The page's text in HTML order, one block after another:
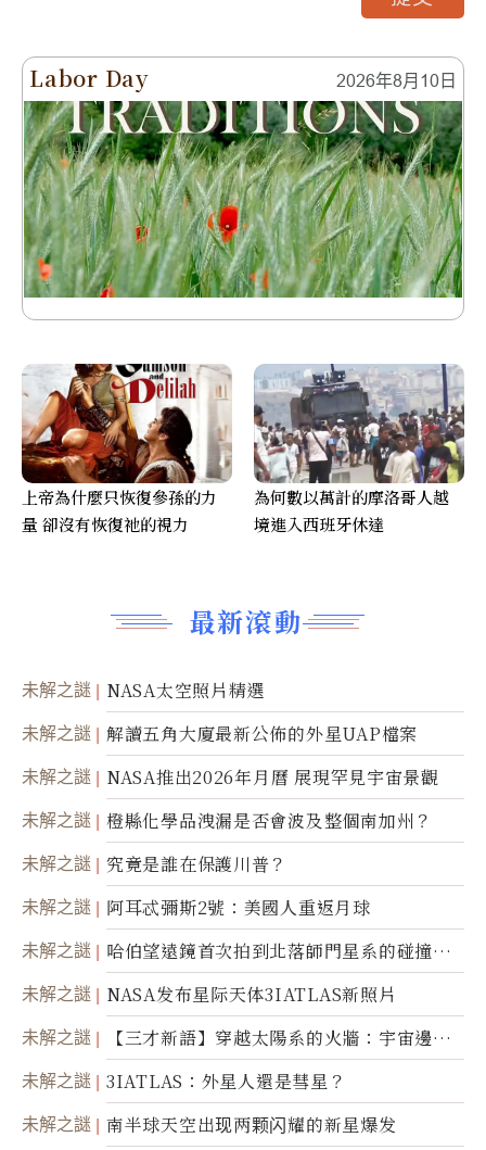
Labor Day 2026年8月10日
最新滾動
未解之謎 NASA太空照片精選
未解之謎 解讀五角大廈最新公佈的外星UAP檔案
未解之謎 NASA推出2026年月曆 展現罕見宇宙景觀
未解之謎 橙縣化學品洩漏是否會波及整個南加州？
未解之謎 究竟是誰在保護川普？
未解之謎 阿耳忒彌斯2號：美國人重返月球
未解之謎
哈伯望遠鏡首次拍到北落師門星系的碰撞與
爆炸
未解之謎 NASA发布星际天体3IATLAS新照片
未解之謎
【三才新語】穿越太陽系的火牆：宇宙邊界
新啟示
未解之謎 3IATLAS：外星人還是彗星？
未解之謎 南半球天空出现两颗闪耀的新星爆发
上帝為什麼只恢復參孫的力
量 卻沒有恢復祂的視力
為何數以萬計的摩洛哥人越
境進入西班牙休達